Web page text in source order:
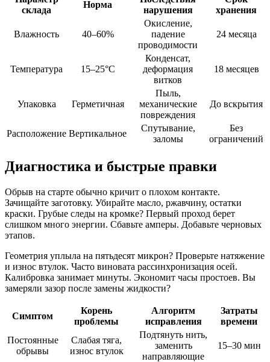
склада
Норма
нарушения
хранения
Влажность 40–60%
Окисление,
падение
проводимости
24 месяца
Температура 15–25°C
Конденсат,
деформация
витков
18 месяцев
Упаковка Герметичная
Пыль,
механические
повреждения
До вскрытия
Расположение Вертикальное
Спутывание,
заломы
Без
ограничений
Диагностика и быстрые правки
Обрыв на старте обычно кричит о плохом контакте.
Зачищайте заготовку. Убирайте масло, ржавчину, остатки
краски. Грубые следы на кромке? Первый проход берет
слишком много энергии. Сбавьте амперы. Добавьте черновых
этапов.
Геометрия уплыла на пятьдесят микрон? Проверьте натяжение
и износ втулок. Часто виновата рассинхронизация осей.
Калибровка занимает минуты. Экономит часы простоев. Вы
замеряли зазор после замены жидкости?
Симптом
Корень
проблемы
Алгоритм
исправления
Затраты
времени
Постоянные
обрывы
Слабая тяга,
износ втулок
Подтянуть нить,
заменить
направляющие
15–30 мин